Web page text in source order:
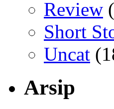
Review
Short
Uncat
Arsip